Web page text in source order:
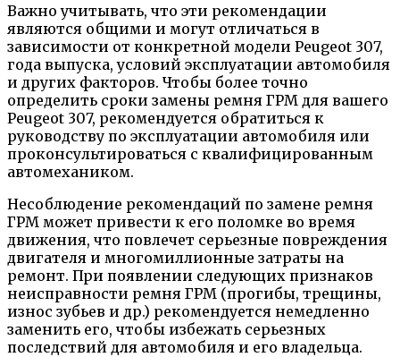
Важно учитывать, что эти рекомендации
являются общими и могут отличаться в
зависимости от конкретной модели Peugeot 307,
года выпуска, условий эксплуатации автомобиля
и других факторов. Чтобы более точно
определить сроки замены ремня ГРМ для вашего
Peugeot 307, рекомендуется обратиться к
руководству по эксплуатации автомобиля или
проконсультироваться с квалифицированным
автомехаником.
Несоблюдение рекомендаций по замене ремня
ГРМ может привести к его поломке во время
движения, что повлечет серьезные повреждения
двигателя и многомиллионные затраты на
ремонт. При появлении следующих признаков
неисправности ремня ГРМ (прогибы, трещины,
износ зубьев и др.) рекомендуется немедленно
заменить его, чтобы избежать серьезных
последствий для автомобиля и его владельца.